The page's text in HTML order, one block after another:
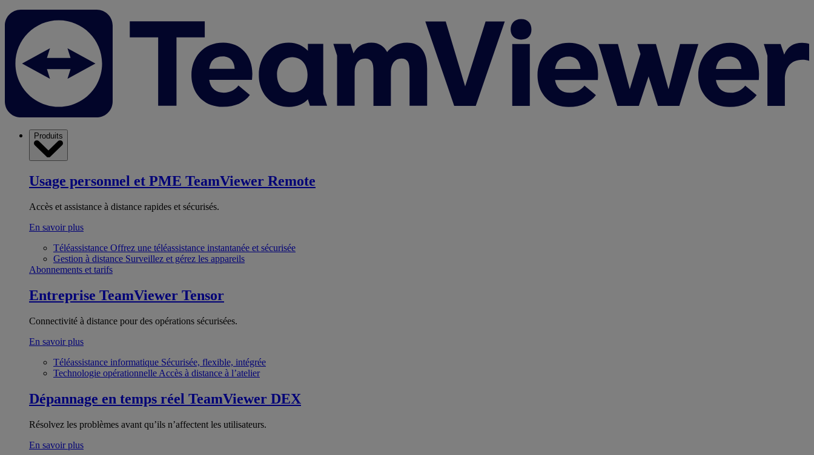
Produits
Usage personnel et PME TeamViewer Remote
Accès et assistance à distance rapides et sécurisés.
En savoir plus
Téléassistance Offrez une téléassistance instantanée et sécurisée
Gestion à distance Surveillez et gérez les appareils
Abonnements et tarifs
Entreprise TeamViewer Tensor
Connectivité à distance pour des opérations sécurisées.
En savoir plus
Téléassistance informatique Sécurisée, flexible, intégrée
Technologie opérationnelle Accès à distance à l’atelier
Dépannage en temps réel TeamViewer DEX
Résolvez les problèmes avant qu’ils n’affectent les utilisateurs.
En savoir plus